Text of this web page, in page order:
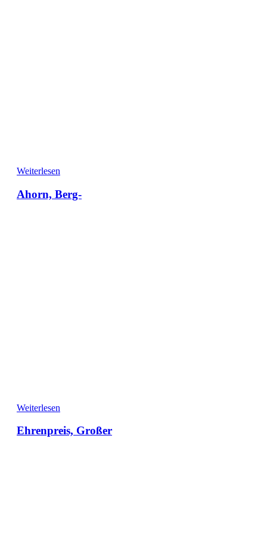
Weiterlesen
Ahorn, Berg-
Weiterlesen
Ehrenpreis, Großer